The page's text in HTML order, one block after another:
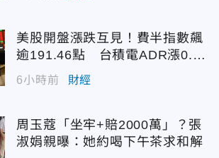
美股開盤漲跌互見！費半指數飆
逾191.46點 台積電ADR漲0.9
3%
6小時前 財經
周玉蔻「坐牢+賠2000萬」？張
淑娟親曝：她約喝下午茶求和解